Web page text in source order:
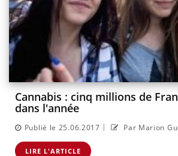
Cannabis : cinq millions de
dans l'année
Publié le 25.06.2017 | Par Marion
LIRE L'ARTICLE